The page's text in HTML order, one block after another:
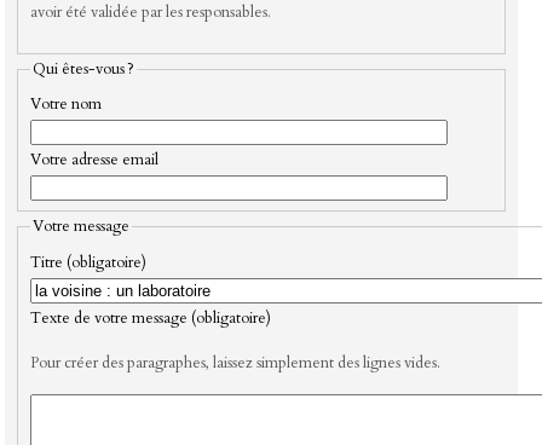
avoir été validée par les responsables.
Qui êtes-vous ?
Votre nom
Votre adresse email
Votre message
Titre (obligatoire)
Texte de votre message (obligatoire)
Pour créer des paragraphes, laissez simplement des lignes vides.